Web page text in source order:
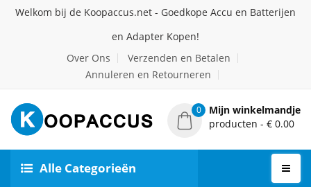
Welkom bij de Koopaccus.net - Goedkope Accu en Batterijen
en Adapter Kopen!
Over Ons
Verzenden en Betalen
Annuleren en Retourneren
0
Mijn winkelmandje
producten - € 0.00
Alle Categorieën